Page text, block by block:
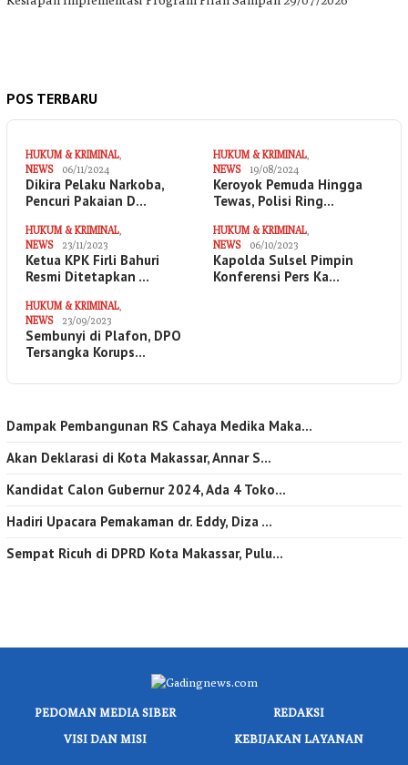
POS TERBARU
HUKUM & KRIMINAL
NEWS
06/11/2024
Dikira Pelaku Narkoba,
Pencuri Pakaian D…
HUKUM & KRIMINAL
NEWS
19/08/2024
Keroyok Pemuda Hingga
Tewas, Polisi Ring…
HUKUM & KRIMINAL
NEWS
23/11/2023
Ketua KPK Firli Bahuri
Resmi Ditetapkan …
HUKUM & KRIMINAL
NEWS
06/10/2023
Kapolda Sulsel Pimpin
Konferensi Pers Ka…
HUKUM & KRIMINAL
NEWS
23/09/2023
Sembunyi di Plafon, DPO
Tersangka Korups…
Dampak Pembangunan RS Cahaya Medika Maka…
Akan Deklarasi di Kota Makassar, Annar S…
Kandidat Calon Gubernur 2024, Ada 4 Toko…
Hadiri Upacara Pemakaman dr. Eddy, Diza …
Sempat Ricuh di DPRD Kota Makassar, Pulu…
PEDOMAN MEDIA SIBER
REDAKSI
VISI DAN MISI
KEBIJAKAN LAYANAN